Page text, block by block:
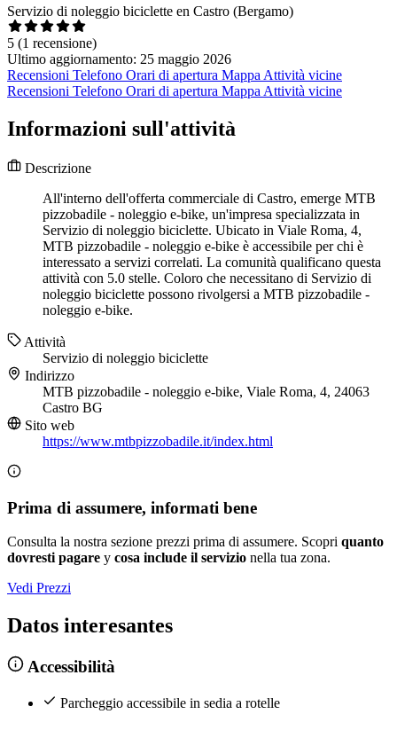
Servizio di noleggio biciclette en Castro (Bergamo)
5 (1 recensione)
Ultimo aggiornamento: 25 maggio 2026
Recensioni Telefono Orari di apertura Mappa Attività vicine
Recensioni Telefono Orari di apertura Mappa Attività vicine
Informazioni sull'attività
Descrizione
All'interno dell'offerta commerciale di Castro, emerge MTB
pizzobadile - noleggio e-bike, un'impresa specializzata in
Servizio di noleggio biciclette. Ubicato in Viale Roma, 4,
MTB pizzobadile - noleggio e-bike è accessibile per chi è
interessato a servizi correlati. La comunità qualificano questa
attività con 5.0 stelle. Coloro che necessitano di Servizio di
noleggio biciclette possono rivolgersi a MTB pizzobadile -
noleggio e-bike.
Attività
Servizio di noleggio biciclette
Indirizzo
MTB pizzobadile - noleggio e-bike, Viale Roma, 4, 24063
Castro BG
Sito web
https://www.mtbpizzobadile.it/index.html
Prima di assumere, informati bene
Consulta la nostra sezione prezzi prima di assumere. Scopri quanto
dovresti pagare y cosa include il servizio nella tua zona.
Vedi Prezzi
Datos interesantes
Accessibilità
Parcheggio accessibile in sedia a rotelle